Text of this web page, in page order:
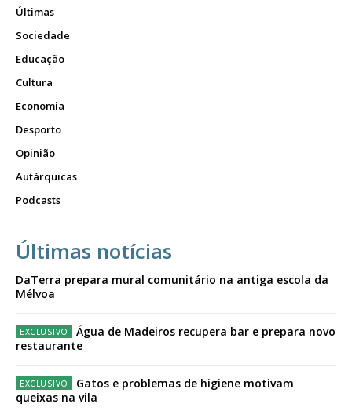
Últimas
Sociedade
Educação
Cultura
Economia
Desporto
Opinião
Autárquicas
Podcasts
Últimas notícias
DaTerra prepara mural comunitário na antiga escola da
Mélvoa
Água de Madeiros recupera bar e prepara novo
restaurante
Gatos e problemas de higiene motivam
queixas na vila